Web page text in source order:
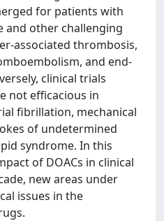
for patients with
and other challenging
associated thrombosis,
and end-
clinical trials
not efficacious in
fibrillation, mechanical
of undetermined
syndrome. In this
of DOACs in clinical
new areas under
issues in the